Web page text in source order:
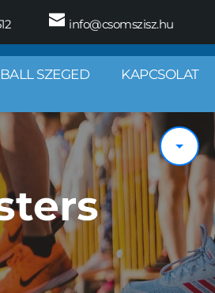
info@csomszisz.hu
SZEGED KAPCSOLAT